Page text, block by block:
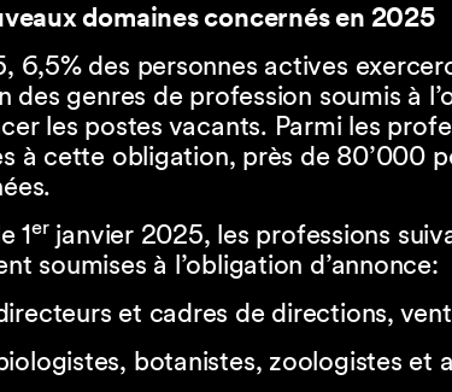
domaines concernés en 2025
6,5% des personnes actives
des genres de profession soumis à
les postes vacants. Parmi les
à cette obligation, près de 80’000
1erjanvier 2025, les professions
soumises à l’obligation d’annonce:
et cadres de directions,
botanistes, zoologistes et